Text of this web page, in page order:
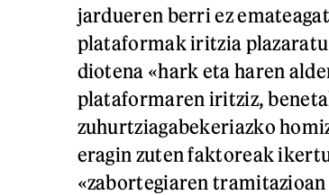
jardueren berri ez
plataformak iritzia plazaratu
diotena «hark eta haren
plataformaren iritziz,
zuhurtziagabekeriazko
eragin zuten faktoreak
«zabortegiaren